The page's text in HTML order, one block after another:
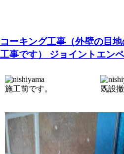
コーキング工事（外壁の目
工事です） ジョイントエン
施工前です。 既設